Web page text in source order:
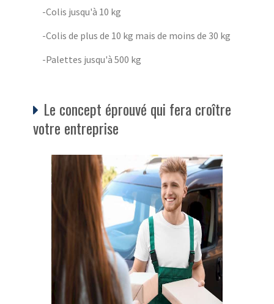
-Colis jusqu'à 10 kg
-Colis de plus de 10 kg mais de moins de 30 kg
-Palettes jusqu'à 500 kg
Le concept éprouvé qui fera croître
votre entreprise